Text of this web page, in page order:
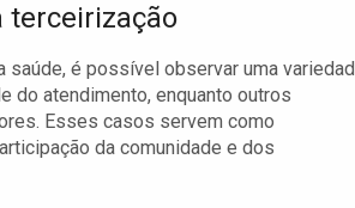
terceirização
é possível observar uma
do atendimento, enquanto outros
Esses casos servem como
da comunidade e dos